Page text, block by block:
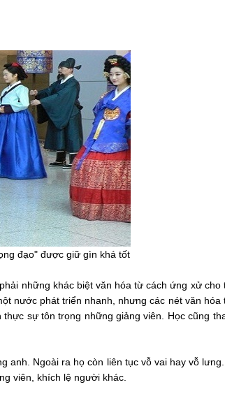
đạo" được giữ gìn khá tốt
những khác biệt văn hóa từ cách ứng xử cho
nước phát triển nhanh, nhưng các nét văn hóa
sự tôn trọng những giảng viên. Học cũng
anh. Ngoài ra họ còn liên tục vỗ vai hay vỗ
viên, khích lệ người khác.